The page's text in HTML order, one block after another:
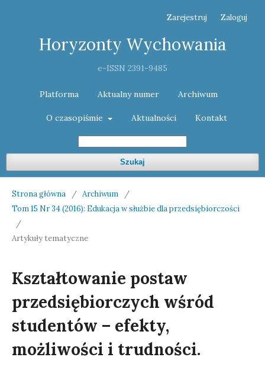
Horyzonty Wychowania
e-ISSN 2391-9485
Platforma Aktualny numer Archiwum
O czasopiśmie Aktualności Kontakt
Szukaj
Zarejestruj Zaloguj
Strona główna / Archiwum
/
Tom 15 Nr 34 (2016): Edukacja w służbie dla przedsiębiorczości
/
Artykuły tematyczne
Kształtowanie postaw
przedsiębiorczych wśród
studentów – efekty,
możliwości i trudności.